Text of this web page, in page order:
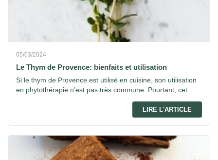
05/03/2024
Le Thym de Provence: bienfaits et utilisation
Si le thym de Provence est utilisé en cuisine, son utilisation
en phytothérapie n’est pas très commune. Pourtant, cet...
LIRE L'ARTICLE